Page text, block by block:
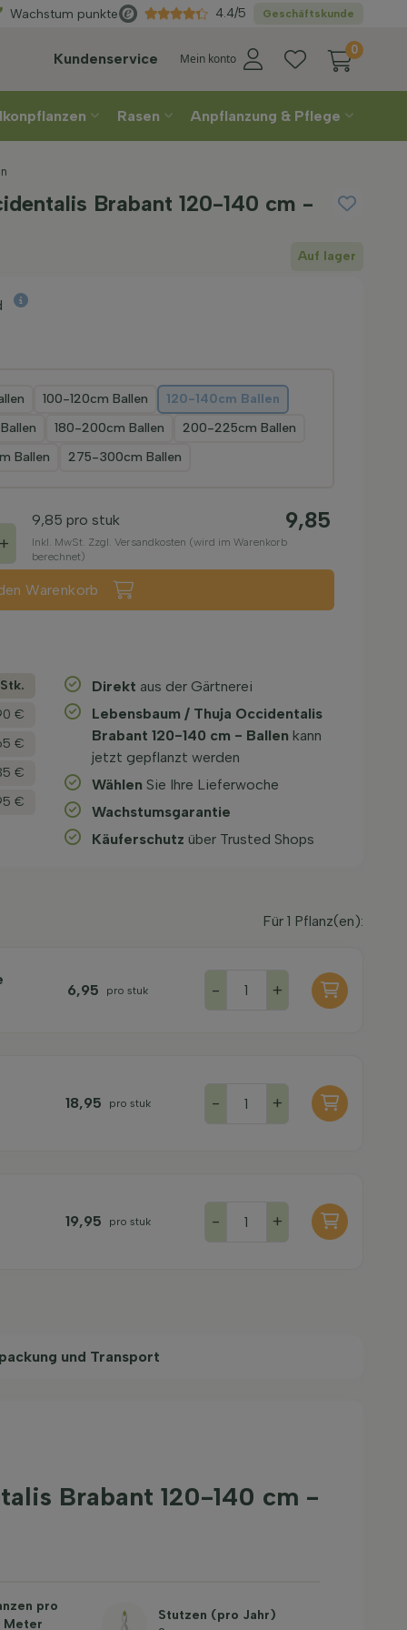
Direkt aus der Gärtnerei
Wachstum punkte Geschäftskunde
4.4/5
Kundenservice Mein konto
0
Rasen Anpflanzung & Pflege
Brabant 120-140 cm -
Auf lager
100-120cm Ballen
120-140cm Ballen
180-200cm Ballen
200-225cm Ballen
Ballen 275-300cm Ballen
+
9,85 pro stuk 9,85
Inkl. MwSt. Zzgl. Versandkosten (wird im Warenkorb
berechnet)
Warenkorb
€
€
€
€
Direkt aus der Gärtnerei
Lebensbaum / Thuja Occidentalis
Brabant 120-140 cm - Ballen kann
jetzt gepflanzt werden
Wählen Sie Ihre Lieferwoche
Wachstums­garantie
Käuferschutz über Trusted Shops
Für 1 Pflanz(en):
6,95 pro stuk - +
18,95 pro stuk - +
19,95 pro stuk - +
und Transport
Brabant 120-140 cm -
pro
Meter
Stutzen (pro Jahr)